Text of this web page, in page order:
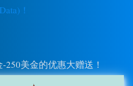
！
美金的优惠大赠送！